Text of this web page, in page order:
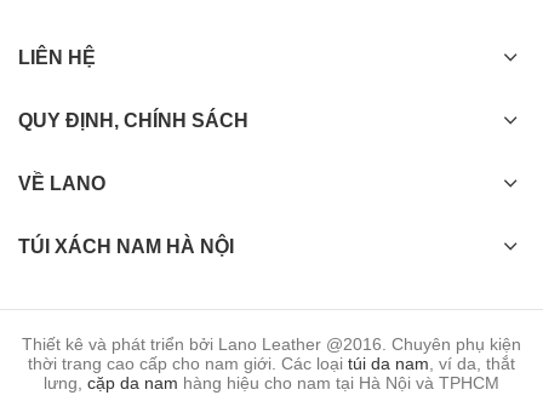
LIÊN HỆ
QUY ĐỊNH, CHÍNH SÁCH
VỀ LANO
TÚI XÁCH NAM HÀ NỘI
Thiết kê và phát triển bởi Lano Leather @2016. Chuyên phụ kiện
thời trang cao cấp cho nam giới. Các loại túi da nam , ví da, thắt
lưng, cặp da nam hàng hiệu cho nam tại Hà Nội và TPHCM